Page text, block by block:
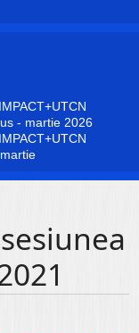
- martie 2026